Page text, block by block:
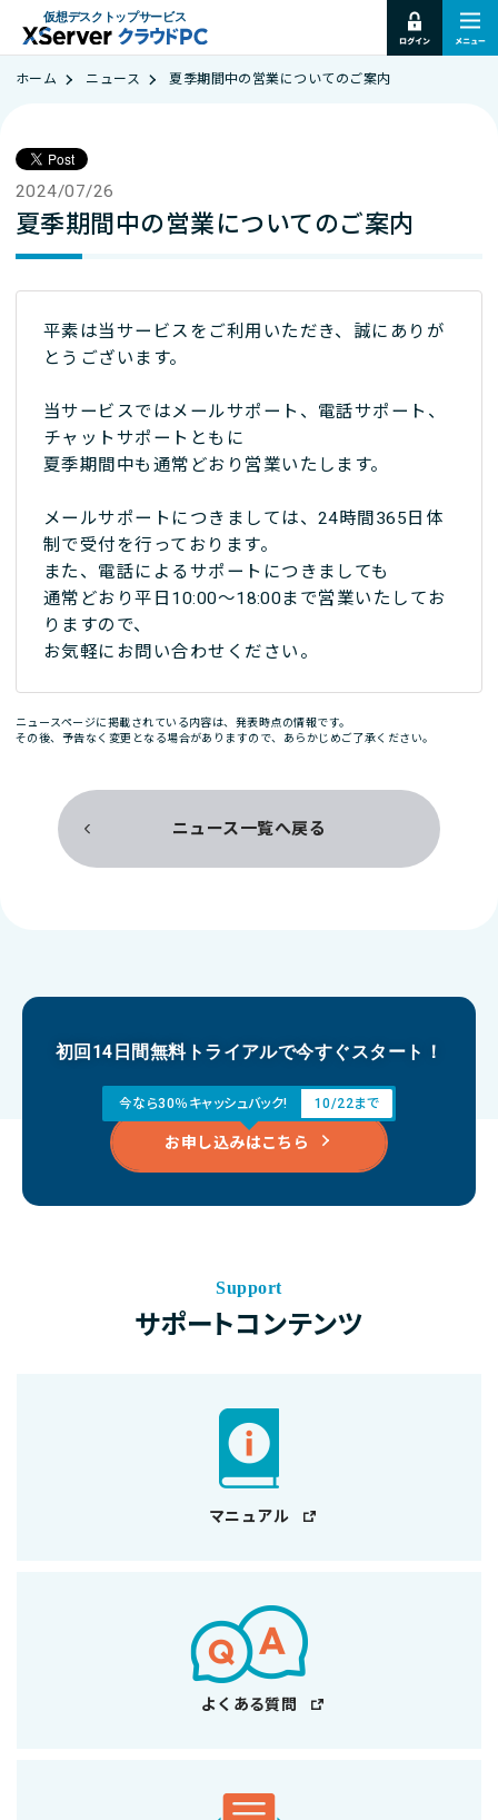
仮想デスクトップサービス
ホーム ニュース 夏季期間中の営業についてのご案内
2024/07/26
夏季期間中の営業についてのご案内
平素は当サービスをご利用いただき、誠にありが
とうございます。
当サービスではメールサポート、電話サポート、
チャットサポートともに
夏季期間中も通常どおり営業いたします。
メールサポートにつきましては、24時間365日体
制で受付を行っております。
また、電話によるサポートにつきましても
通常どおり平日10:00〜18:00まで営業いたしてお
りますので、
お気軽にお問い合わせください。
ニュースページに掲載されている内容は、発表時点の情報です。
その後、予告なく変更となる場合がありますので、あらかじめご了承ください。
ニュース一覧へ戻る
初回14日間無料トライアルで今すぐスタート！
今なら30％キャッシュバック! 10/22まで
お申し込みはこちら
Support
サポートコンテンツ
マニュアル
よくある質問